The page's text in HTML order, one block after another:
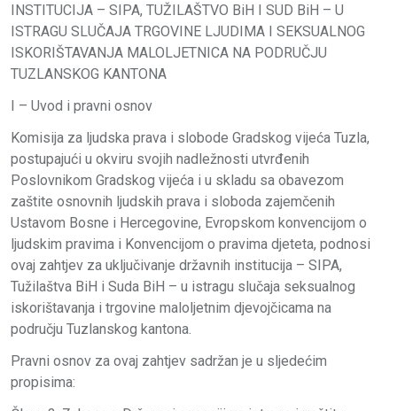
INSTITUCIJA – SIPA, TUŽILAŠTVO BiH I SUD BiH – U
ISTRAGU SLUČAJA TRGOVINE LJUDIMA I SEKSUALNOG
ISKORIŠTAVANJA MALOLJETNICA NA PODRUČJU
TUZLANSKOG KANTONA
I – Uvod i pravni osnov
Komisija za ljudska prava i slobode Gradskog vijeća Tuzla,
postupajući u okviru svojih nadležnosti utvrđenih
Poslovnikom Gradskog vijeća i u skladu sa obavezom
zaštite osnovnih ljudskih prava i sloboda zajemčenih
Ustavom Bosne i Hercegovine, Evropskom konvencijom o
ljudskim pravima i Konvencijom o pravima djeteta, podnosi
ovaj zahtjev za uključivanje državnih institucija – SIPA,
Tužilaštva BiH i Suda BiH – u istragu slučaja seksualnog
iskorištavanja i trgovine maloljetnim djevojčicama na
području Tuzlanskog kantona.
Pravni osnov za ovaj zahtjev sadržan je u sljedećim
propisima: